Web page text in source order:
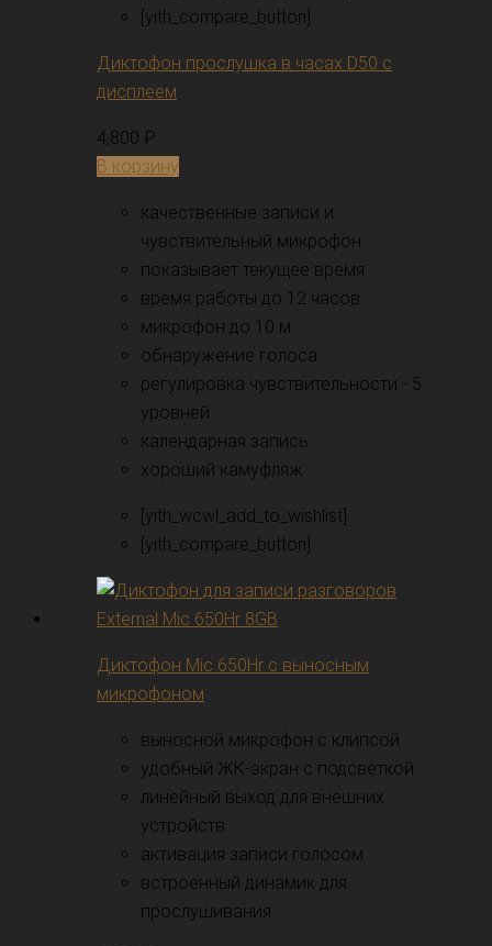
[yith_compare_button]
Диктофон прослушка в часах D50 с
дисплеем
4,800 ₽
В корзину
качественные записи и
чувствительный микрофон
показывает текущее время
время работы до 12 часов
микрофон до 10 м
обнаружение голоса
регулировка чувствительности - 5
уровней
календарная запись
хороший камуфляж
[yith_wcwl_add_to_wishlist]
[yith_compare_button]
Диктофон Mic 650Hr с выносным
микрофоном
выносной микрофон с клипсой
удобный ЖК-экран с подсветкой
линейный выход для внешних
устройств
активация записи голосом
встроенный динамик для
прослушивания